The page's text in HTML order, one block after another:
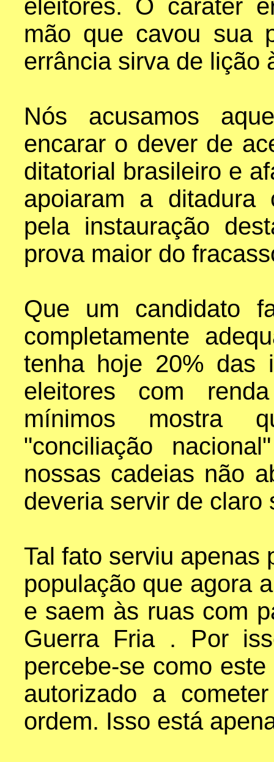
eleitores. O caráter
mão que cavou sua
errância sirva de lição
Nós acusamos
encarar o dever de
ditatorial brasileiro e
apoiaram a ditadura
pela instauração
prova maior do
Que um candidato
completamente
tenha hoje 20% das
eleitores com
mínimos mostra
"conciliação
nossas cadeias não
deveria servir de claro
Tal fato serviu apenas
população que agora
e saem às ruas com
Guerra Fria . Por
percebe-se como
autorizado a
ordem. Isso está